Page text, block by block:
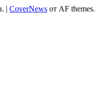
| CoverNews от AF themes.